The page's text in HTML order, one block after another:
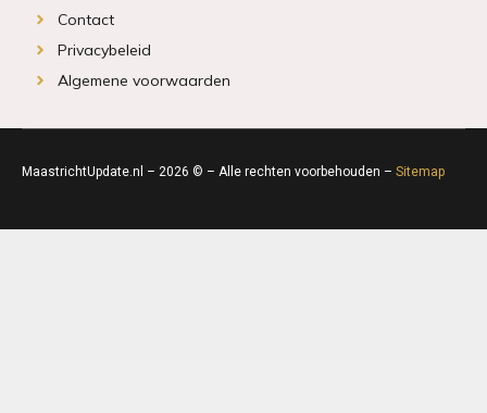
Contact
Privacybeleid
Algemene voorwaarden
MaastrichtUpdate.nl – 2026 © – Alle rechten voorbehouden – Sitemap